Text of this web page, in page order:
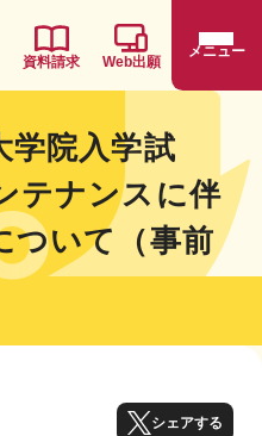
資料請求 Web出願
メニュー
学院入学試
テナンスに伴
ついて（事前
シェアする